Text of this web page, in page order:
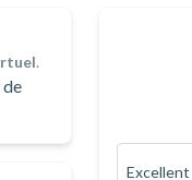
Excellent
.